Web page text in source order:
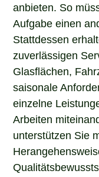
anbieten. So
Aufgabe einen
Stattdessen
zuverlässigen
Glasflächen,
saisonale
einzelne
Arbeiten
unterstützen Sie